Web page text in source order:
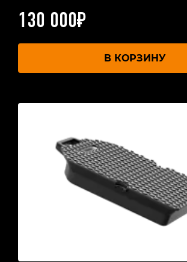
130 000₽
В КОРЗИНУ